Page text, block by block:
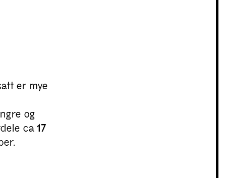
er mye
og
ca 17